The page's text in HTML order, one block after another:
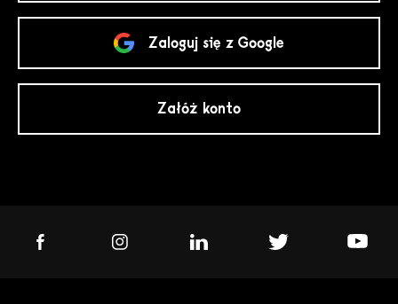
Zaloguj się z Google
Załóż konto